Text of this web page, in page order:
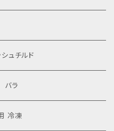
ュチルド
ラ
冷凍